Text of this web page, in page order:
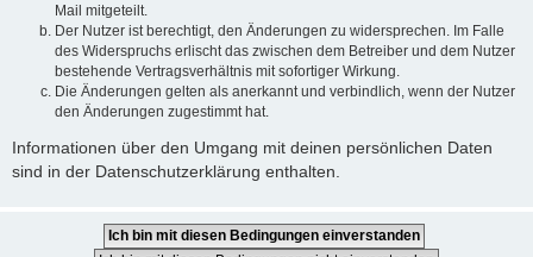
Mail mitgeteilt.
Der Nutzer ist berechtigt, den Änderungen zu widersprechen. Im Falle
des Widerspruchs erlischt das zwischen dem Betreiber und dem Nutzer
bestehende Vertragsverhältnis mit sofortiger Wirkung.
Die Änderungen gelten als anerkannt und verbindlich, wenn der Nutzer
den Änderungen zugestimmt hat.
Informationen über den Umgang mit deinen persönlichen Daten
sind in der Datenschutzerklärung enthalten.